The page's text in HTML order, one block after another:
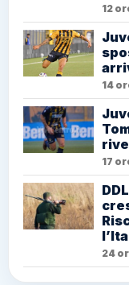
12
14
17
24